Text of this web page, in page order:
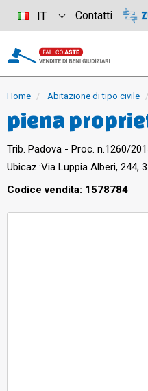
Home Abitazione di tipo civile
piena
bifamiliare
Alberi n. 244,
primo;
complessiva
Trib. Padova - Proc. n.1260/
Ubicaz.:Via Luppia Alberi, 244,
Codice vendita: 1578784
IT Contatti